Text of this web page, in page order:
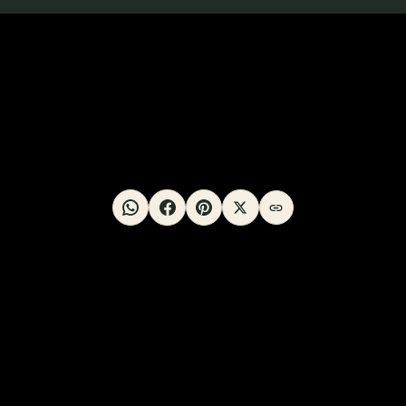
o tratamiento de un profesional sanitario. Consulta siempre a